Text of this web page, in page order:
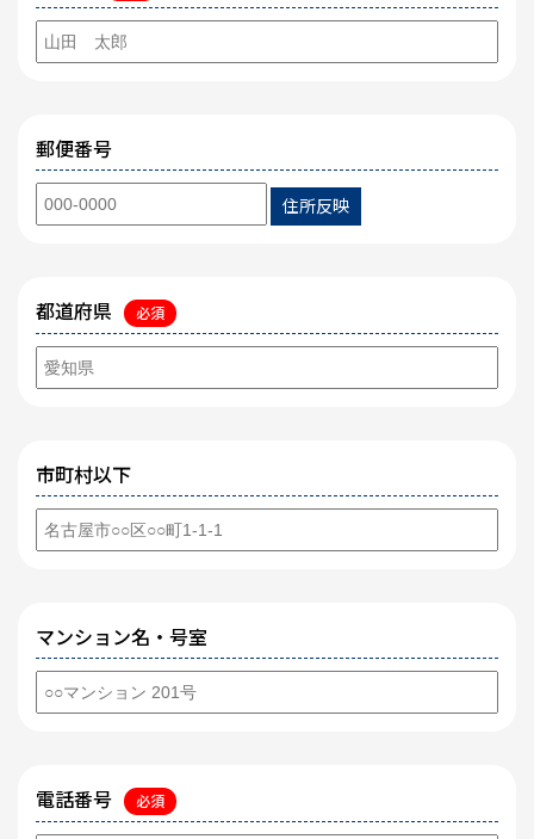
郵便番号
住所反映
都道府県 必須
市町村以下
マンション名・号室
電話番号 必須